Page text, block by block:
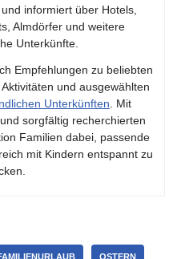
informiert über Hotels,
Almdörfer und weitere
Unterkünfte.
Empfehlungen zu beliebten
und ausgewählten
Unterkünften . Mit
sorgfältig recherchierten
Familien dabei, passende
mit Kindern entspannt zu
OSTERN